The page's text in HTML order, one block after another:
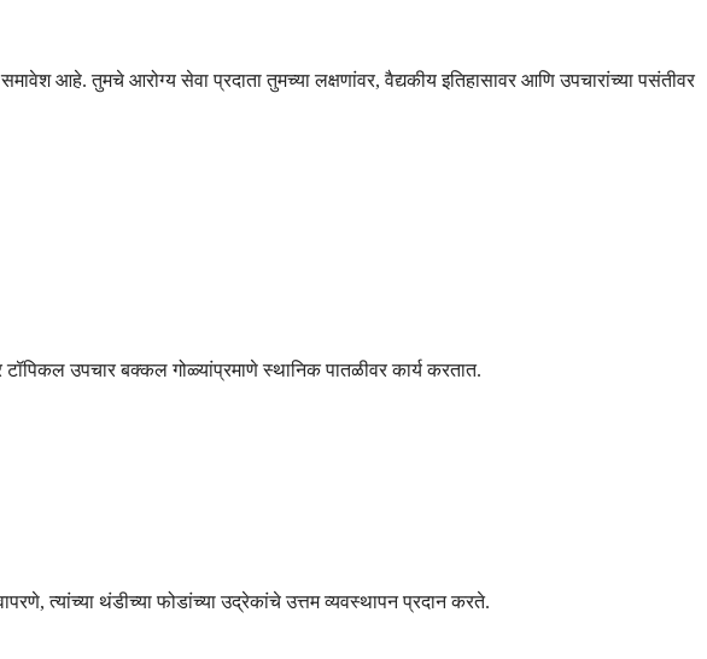
आहे. तुमचे आरोग्य सेवा प्रदाता तुमच्या लक्षणांवर, वैद्यकीय इतिहासावर आणि उपचारांच्या पसंतीवर
उपचार बक्कल गोळ्यांप्रमाणे स्थानिक पातळीवर कार्य करतात.
त्यांच्या थंडीच्या फोडांच्या उद्रेकांचे उत्तम व्यवस्थापन प्रदान करते.